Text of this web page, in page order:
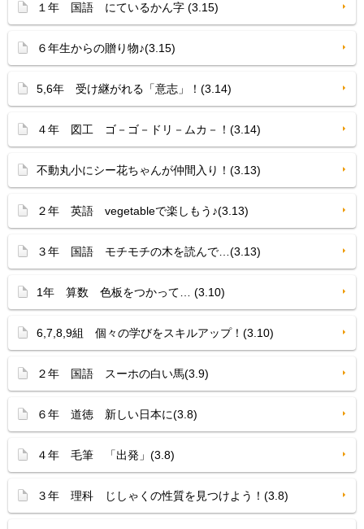
１年 国語 にているかん字 (3.15)
６年生からの贈り物♪(3.15)
5,6年 受け継がれる「意志」！(3.14)
４年 図工 ゴ－ゴ－ドリ－ムカ－！(3.14)
不動丸小にシー花ちゃんが仲間入り！(3.13)
２年 英語 vegetableで楽しもう♪(3.13)
３年 国語 モチモチの木を読んで…(3.13)
1年 算数 色板をつかって… (3.10)
6,7,8,9組 個々の学びをスキルアップ！(3.10)
２年 国語 スーホの白い馬(3.9)
６年 道徳 新しい日本に(3.8)
４年 毛筆 「出発」(3.8)
３年 理科 じしゃくの性質を見つけよう！(3.8)